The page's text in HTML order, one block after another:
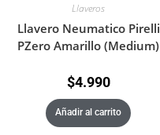
Llaveros
Llavero Neumatico Pirelli
PZero Amarillo (Medium)
$4.990
Añadir al carrito